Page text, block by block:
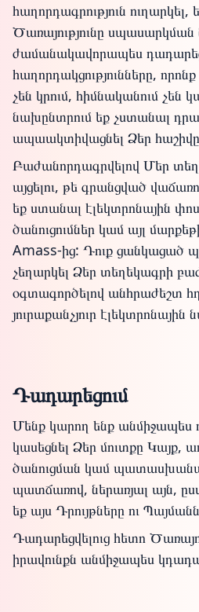
հաղորդագրություն ուղարկել,
Ծառայությունը
ժամանակավորապես
հաղորդակցությունները,
չեն կրում, հիմնականում չեն
նախընտրում եք չստանալ
ապաակտիվացնել Ձեր
Բաժանորդագրվելով Մեր
այցելու, թե գրանցված
եք ստանալ էլեկտրոնային
ծանուցումներ կամ այլ
Amass-ից: Դուք ցանկացած
չեղարկել Ձեր տեղեկագրի
օգտագործելով անհրաժեշտ
յուրաքանչյուր էլեկտրոնային
Դադարեցում
Մենք կարող ենք անմիջապես
կասեցնել Ձեր մուտքը Կայք,
ծանուցման կամ
պատճառով, ներառյալ այն,
եք այս Դրույթները ու
Դադարեցվելուց հետո
իրավունքն անմիջապես